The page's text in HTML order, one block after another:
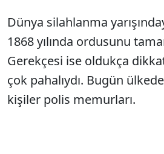
Dünya silahlanma
1868 yılında ordusunu
Gerekçesi ise oldukça
çok pahalıydı. Bugün
kişiler polis memurları.